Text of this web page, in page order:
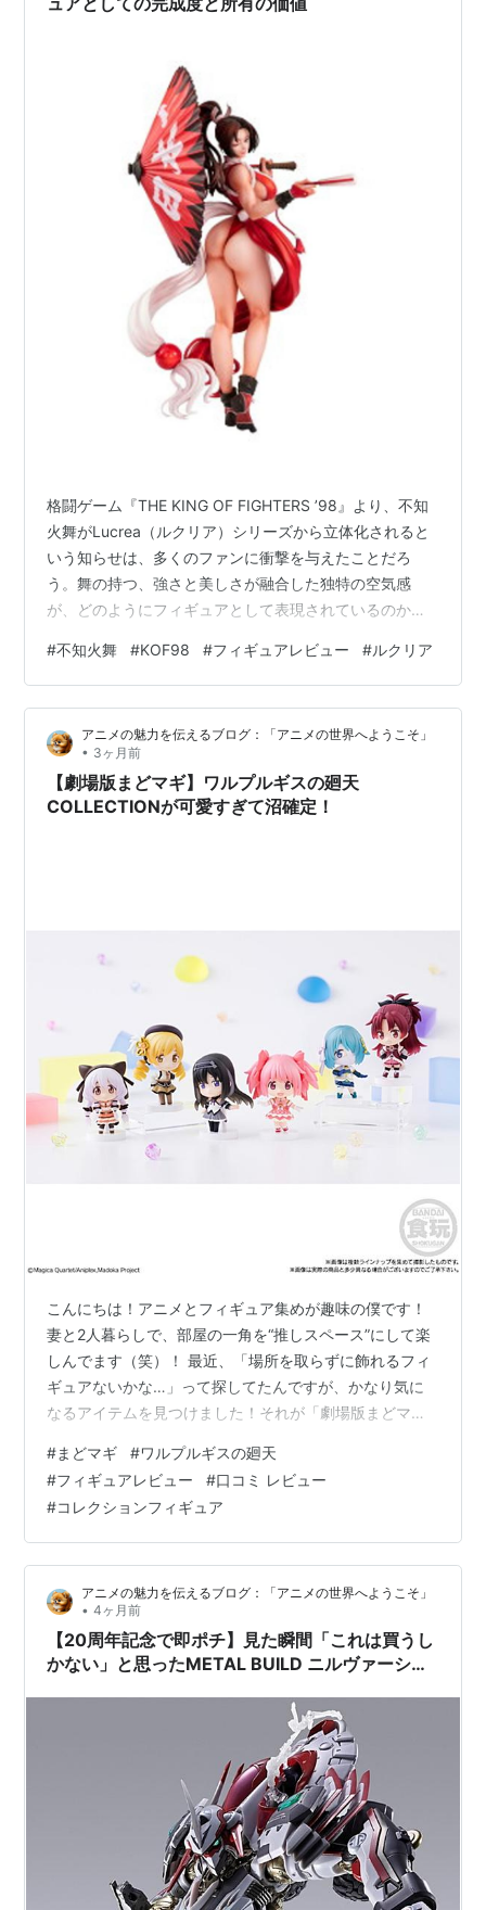
格闘ゲーム『THE KING OF FIGHTERS ’98』より、不知
火舞がLucrea（ルクリア）シリーズから立体化されると
いう知らせは、多くのファンに衝撃を与えたことだろ
う。舞の持つ、強さと美しさが融合した独特の空気感
が、どのようにフィギュアとして表現されているのか。
として、この作品を所有することの意義を改めて考えて
いる。現在、購入を前向きに検討しており、その魅力を
再確認したいと考えている。【限定販売】Lucrea(ルクリ
ア) THE KING OF FIGHTERS ’98 不知火舞 完成品フィギ
ュア[メガハウス]《10月予約》 楽天で…
#不知火舞 #KOF98 #フィギュアレビュー #ルクリア
アニメの魅力を伝えるブログ：「アニメの世界へようこそ」
• 3ヶ月前
【劇場版まどマギ】ワルプルギスの廻天
COLLECTIONが可愛すぎて沼確定！
こんにちは！アニメとフィギュア集めが趣味の僕です！
妻と2人暮らしで、部屋の一角を“推しスペース”にして楽
しんでます（笑）！ 最近、「場所を取らずに飾れるフィ
ギュアないかな…」って探してたんですが、かなり気に
なるアイテムを見つけました！それが「劇場版まどマギ
段階なんですが、情報を見た時点でかなり期待値が上が
ってます！ 特に「これは良さそう！」と感じたポイント
はこちらです！ 手のひらサイズで飾りやすそう！ デフォ
ルメが可愛くて癒されそう！ 主要キャラがしっかり揃っ
ている！ 台座付きで並べる楽しみがある！ BOXでまとめ
て集められる安心感！…
#まどマギ #ワルプルギスの廻天
#フィギュアレビュー #口コミ レビュー
#コレクションフィギュア
アニメの魅力を伝えるブログ：「アニメの世界へようこそ」
• 4ヶ月前
【20周年記念で即ポチ】見た瞬間「これは買うし
かない」と思ったMETAL BUILD ニルヴァーシュ